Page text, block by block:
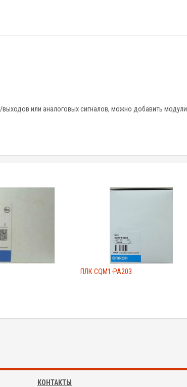
или аналоговых сигналов, можно добавить модули
ПЛК CQM1-PA203
КОНТАКТЫ